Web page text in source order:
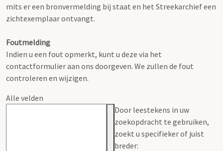
mits er een bronvermelding bij staat en het Streekarchief een
zichtexemplaar ontvangt.
Foutmelding
Indien u een fout opmerkt, kunt u deze via het
contactformulier aan ons doorgeven. We zullen de fout
controleren en wijzigen.
Alle velden
Door leestekens in uw
zoekopdracht te gebruiken,
zoekt u specifieker of juist
breder: